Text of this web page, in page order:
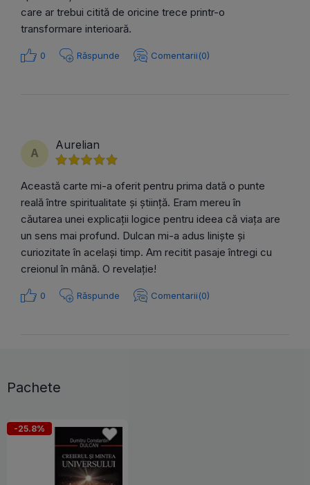
care ar trebui citită de oricine trece printr-o
transformare interioară.
0 Răspunde Comentarii(0)
A
Aurelian
Această carte mi-a oferit pentru prima dată o punte
reală între spiritualitate și știință. Eram mereu în
căutarea unei explicații logice pentru ideea că viața are
un sens mai profund. Dulcan mi-a adus liniște și
curiozitate în același timp. Am recitit pasaje întregi cu
creionul în mână. O revelație!
0 Răspunde Comentarii(0)
Pachete
-25.8%